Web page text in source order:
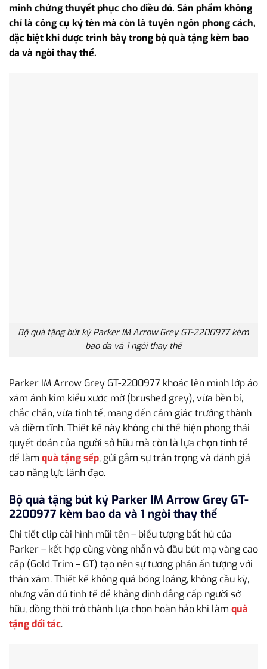
minh chứng thuyết phục cho điều đó. Sản phẩm không
chỉ là công cụ ký tên mà còn là tuyên ngôn phong cách,
đặc biệt khi được trình bày trong bộ quà tặng kèm bao
da và ngòi thay thế.
Bộ quà tặng bút ký Parker IM Arrow Grey GT-2200977 kèm
bao da và 1 ngòi thay thế
Parker IM Arrow Grey GT-2200977 khoác lên mình lớp áo
xám ánh kim kiểu xước mờ (brushed grey), vừa bền bỉ,
chắc chắn, vừa tinh tế, mang đến cảm giác trưởng thành
và điềm tĩnh. Thiết kế này không chỉ thể hiện phong thái
quyết đoán của người sở hữu mà còn là lựa chọn tinh tế
để làm quà tặng sếp, gửi gắm sự trân trọng và đánh giá
cao năng lực lãnh đạo.
Bộ quà tặng bút ký Parker IM Arrow Grey GT-
2200977 kèm bao da và 1 ngòi thay thế
Chi tiết clip cài hình mũi tên – biểu tượng bất hủ của
Parker – kết hợp cùng vòng nhẫn và đầu bút mạ vàng cao
cấp (Gold Trim – GT) tạo nên sự tương phản ấn tượng với
thân xám. Thiết kế không quá bóng loáng, không cầu kỳ,
nhưng vẫn đủ tinh tế để khẳng định đẳng cấp người sở
hữu, đồng thời trở thành lựa chọn hoàn hảo khi làm quà
tặng đối tác.